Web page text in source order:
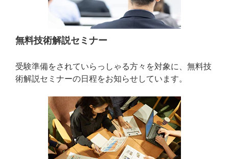
無料技術解説セミナー
受験準備をされていらっしゃる方々を対象に、無料技
術解説セミナーの日程をお知らせしています。